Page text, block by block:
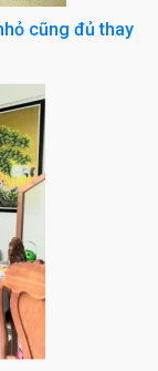
cũng đủ thay